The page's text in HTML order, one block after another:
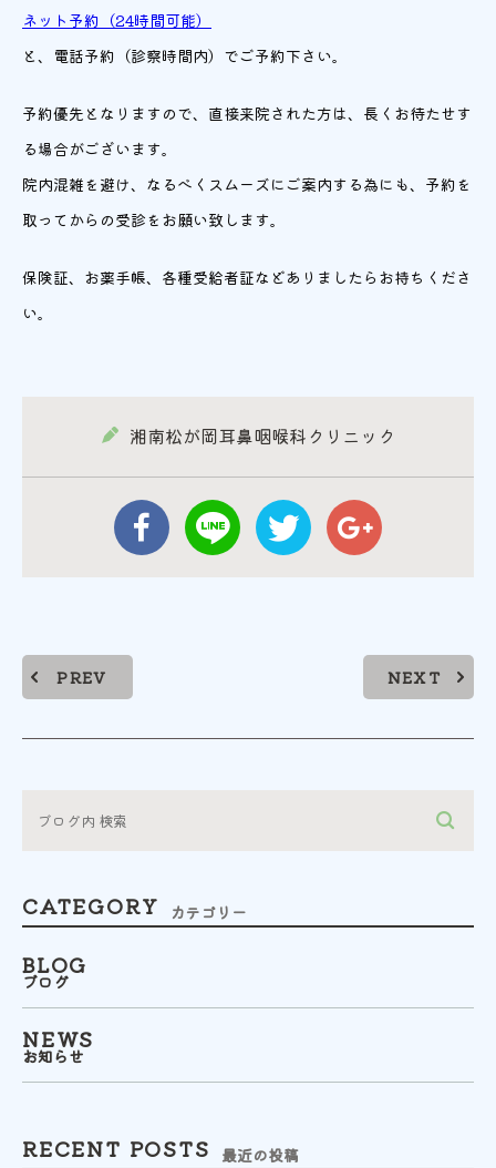
ネット予約（24時間可能）
と、電話予約（診察時間内）でご予約下さい。
予約優先となりますので、直接来院された方は、長くお待たせす
る場合がございます。
院内混雑を避け、なるべくスムーズにご案内する為にも、予約を
取ってからの受診をお願い致します。
保険証、お薬手帳、各種受給者証などありましたらお持ちくださ
い。
湘南松が岡耳鼻咽喉科クリニック
PREV NEXT
CATEGORY カテゴリー
BLOG
ブログ
NEWS
お知らせ
RECENT POSTS 最近の投稿